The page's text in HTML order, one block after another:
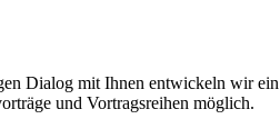
Dialog mit Ihnen entwickeln wir
und Vortragsreihen möglich.